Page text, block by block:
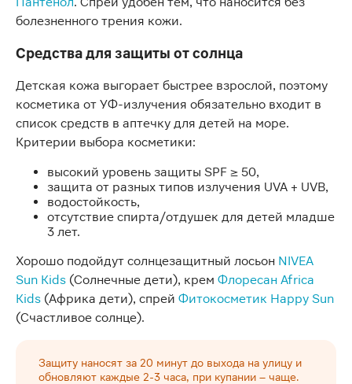
болезненного трения кожи.
Средства для защиты от солнца
Детская кожа выгорает быстрее взрослой, поэтому
косметика от УФ-излучения обязательно входит в
список средств в аптечку для детей на море.
Критерии выбора косметики:
высокий уровень защиты SPF ≥ 50,
защита от разных типов излучения UVA + UVB,
водостойкость,
отсутствие спирта/отдушек для детей младше
3 лет.
Хорошо подойдут солнцезащитный лосьон NIVEA
Sun Kids (Солнечные дети), крем Флоресан Africa
Kids (Африка дети), спрей Фитокосметик Happy Sun
(Счастливое солнце).
Защиту наносят за 20 минут до выхода на улицу и
обновляют каждые 2-3 часа, при купании – чаще.